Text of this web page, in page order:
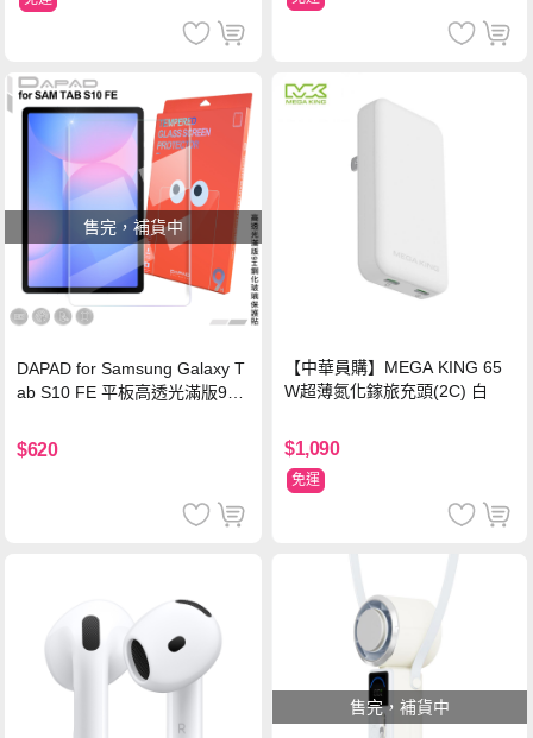
售完，補貨中
DAPAD for Samsung Galaxy T
ab S10 FE 平板高透光滿版9H
$620
【中華員購】MEGA KING 65
W超薄氮化鎵旅充頭(2C) 白
$1,090
免運
售完，補貨中